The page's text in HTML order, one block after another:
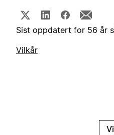
Sist oppdatert for 56 år
Vilkår